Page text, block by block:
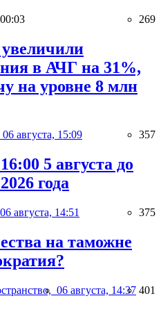
00:03 269
в АЧГ на 31%,
на уровне 8 млн
06 августа, 15:09 357
5 августа до
года
06 августа, 14:51 375
на таможне
06 августа, 14:37 401